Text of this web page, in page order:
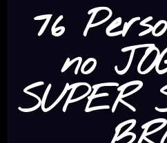
76
no
SUPER